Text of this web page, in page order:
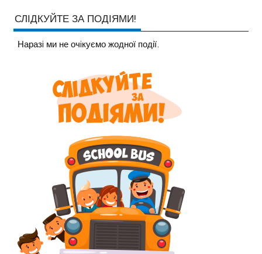
СЛІДКУЙТЕ ЗА ПОДІЯМИ!
Наразi ми не очiкуємо жодної події.